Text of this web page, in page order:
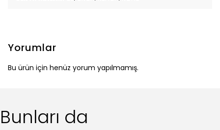
Yorumlar
Bu ürün için henüz yorum yapılmamış.
Bunları da